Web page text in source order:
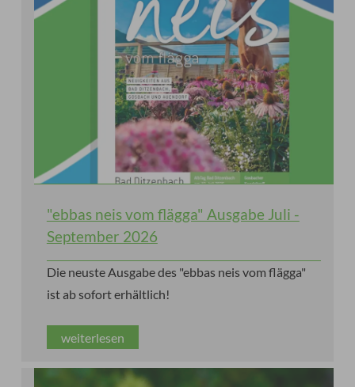
"ebbas neis vom flägga" Ausgabe Juli -
September 2026
Die neuste Ausgabe des "ebbas neis vom flägga"
ist ab sofort erhältlich!
weiterlesen